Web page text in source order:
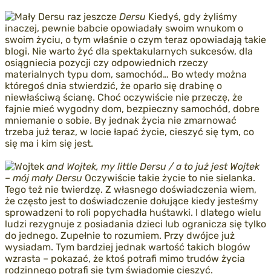
Dersu Kiedyś, gdy żyliśmy
inaczej, pewnie babcie opowiadały swoim wnukom o
swoim życiu, o tym właśnie o czym teraz opowiadają takie
blogi. Nie warto żyć dla spektakularnych sukcesów, dla
osiągniecia pozycji czy odpowiednich rzeczy
materialnych typu dom, samochód… Bo wtedy można
któregoś dnia stwierdzić, że oparło się drabinę o
niewłaściwą ścianę. Choć oczywiście nie przeczę, że
fajnie mieć wygodny dom, bezpieczny samochód, dobre
mniemanie o sobie. By jednak życia nie zmarnować
trzeba już teraz, w locie łapać życie, cieszyć się tym, co
się ma i kim się jest.
and Wojtek, my little Dersu / a to już jest Wojtek
– mój mały Dersu Oczywiście takie życie to nie sielanka.
Tego też nie twierdzę. Z własnego doświadczenia wiem,
że często jest to doświadczenie dołujące kiedy jesteśmy
sprowadzeni to roli popychadła huśtawki. I dlatego wielu
ludzi rezygnuje z posiadania dzieci lub ogranicza się tylko
do jednego. Zupełnie to rozumiem. Przy dwójce już
wysiadam. Tym bardziej jednak wartość takich blogów
wzrasta – pokazać, że ktoś potrafi mimo trudów życia
rodzinnego potrafi się tym świadomie cieszyć.